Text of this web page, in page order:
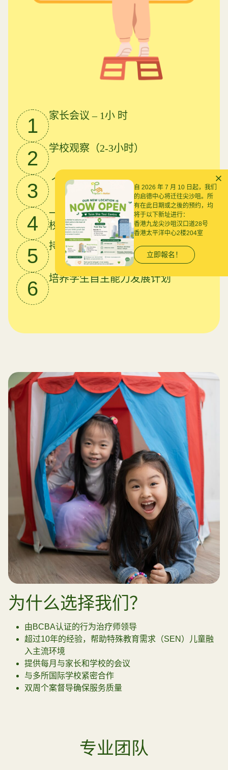
自 2026 年 7 月 10 日起，我们
的启德中心将迁往尖沙咀。所
有在此日期或之後的预约，均
将于以下新址进行：
香港九龙尖沙咀汉口道28号
香港太平洋中心2楼204室
立即報名！
1 家长会议 – 1小 时
2 学校观察（2-3小时）
3 个性化教育计划（IEP）
4
一对一的密集训练，并逐步过渡到学
校ABA服务
5 持续追踪进度
6 培养学生自主能力发展计划
为什么选择我们？
由BCBA认证的行为治疗师领导
超过10年的经验，帮助特殊教育需求（SEN）儿童融
入主流环境
提供每月与家长和学校的会议
与多所国际学校紧密合作
双周个案督导确保服务质量
专业团队